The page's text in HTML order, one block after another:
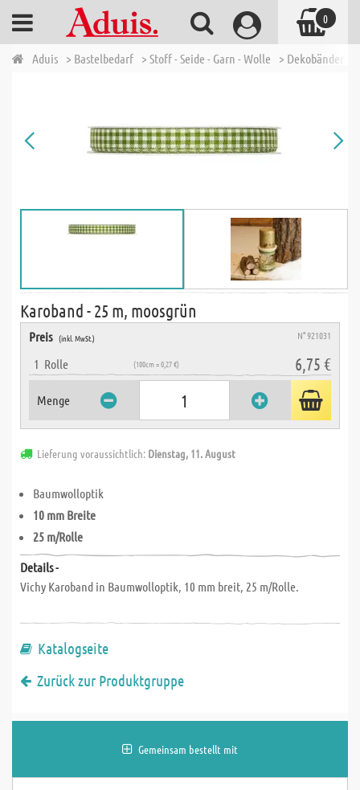
Aduis > Bastelbedarf > Stoff - Seide - Garn - Wolle > Dekobänder
Karoband - 25 m, moosgrün
Preis (inkl. MwSt.) N° 921031
1 Rolle (100cm = 0,27 €) 6,75 €
Menge
Lieferung voraussichtlich: Dienstag, 11. August
Baumwolloptik
10 mm Breite
25 m/Rolle
Details -
Vichy Karoband in Baumwolloptik, 10 mm breit, 25 m/Rolle.
Katalogseite
Zurück zur Produktgruppe
Gemeinsam bestellt mit
0